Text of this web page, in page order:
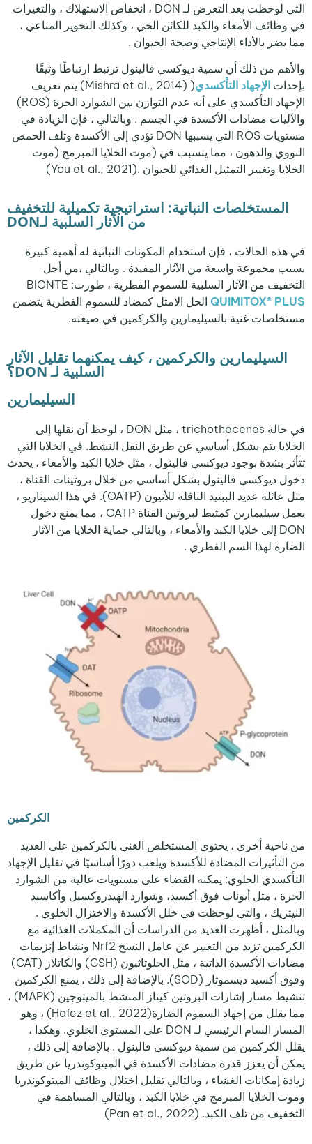
التي لوحظت بعد التعرض لـ DON ، انخفاض الاستهلاك ، والتغيرات
في وظائف الأمعاء والكبد للكائن الحي ، وكذلك التحوير المناعي ،
مما يضر بالأداء الإنتاجي وصحة الحيوان .
والأهم من ذلك أن سمية ديوكسي فالينول ترتبط ارتباطًا وثيقًا
بإحداثالإجهاد التأكسدي
( (Mishra et al., 2014) يتم تعريف
الإجهاد التأكسدي على أنه عدم التوازن بين الشوارد الحرة (ROS)
والآليات مضادات الأكسدة في الجسم . وبالتالي ، فإن الزيادة في
مستويات ROS التي يسببها DON تؤدي إلى الأكسدة وتلف الحمض
النووي والدهون ، مما يتسبب في (موت الخلايا المبرمج (موت
الخلايا وتغيير التمثيل الغذائي للحيوان .(You et al., 2021)
المستخلصات النباتية: استراتيجية تكميلية للتخفيف
من الآثار السلبية لـDON
في هذه الحالات ، فإن استخدام المكونات النباتية له أهمية كبيرة
بسبب مجموعة واسعة من الآثار المفيدة . وبالتالي ،من أجل
التخفيف من الآثار السلبية للسموم الفطرية ، طورتBIONTE :
QUIMITOX® PLUSالحل الامثل كمضاد للسموم الفطرية يتضمن
مستخلصات غنية بالسيليمارين والكركمين في صيغته.
السيليمارين والكركمين ، كيف يمكنهما تقليل الآثار
السلبية لـ DON؟
السيليمارين
في حالة trichothecenes ، مثل DON ، لوحظ أن نقلها إلى
الخلايا يتم بشكل أساسي عن طريق النقل النشط. في الخلايا التي
تتأثر بشدة بوجود ديوكسي فالينول ، مثل خلايا الكبد والأمعاء ، يحدث
دخول ديوكسي فالينول بشكل أساسي من خلال بروتينات القناة ،
مثل عائلة عديد الببتيد الناقلة للأنيون (OATP). في هذا السيناريو ،
يعمل سيليمارين كمثبط لبروتين القناة OATP ، مما يمنع دخول
DON إلى خلايا الكبد والأمعاء ، وبالتالي حماية الخلايا من الآثار
الضارة لهذا السم الفطري .
الكركمين
من ناحية أخرى ، يحتوي المستخلص الغني بالكركمين على العديد
من التأثيرات المضادة للأكسدة ويلعب دورًا أساسيًا في تقليل الإجهاد
التأكسدي الخلوي: يمكنه القضاء على مستويات عالية من الشوارد
الحرة ، مثل أيونات فوق أكسيد، وشوارد الهيدروكسيل وأكاسيد
النيتريك ، والتي لوحظت في خلل الأكسدة والاختزال الخلوي .
وبالمثل ، أظهرت العديد من الدراسات أن المكملات الغذائية مع
الكركمين تزيد من التعبير عن عامل النسخ Nrf2 ونشاط إنزيمات
مضادات الأكسدة الذاتية ، مثل الجلوتاثيون (GSH) والكاتلاز (CAT)
وفوق أكسيد ديسموتاز (SOD). بالإضافة إلى ذلك ، يمنع الكركمين
تنشيط مسار إشارات البروتين كيناز المنشط بالميتوجين (MAPK) ،
مما يقلل من إجهاد السموم الضارة(Hafez et al., 2022) ، وهو
المسار السام الرئيسي لـ DON على المستوى الخلوي. وهكذا ،
يقلل الكركمين من سمية ديوكسي فالينول . بالإضافة إلى ذلك ،
يمكن أن يعزز قدرة مضادات الأكسدة في الميتوكوندريا عن طريق
زيادة إمكانات الغشاء ، وبالتالي تقليل اختلال وظائف الميتوكوندريا
وموت الخلايا المبرمج في خلايا الكبد ، وبالتالي المساهمة في
التخفيف من تلف الكبد. (Pan et al., 2022)